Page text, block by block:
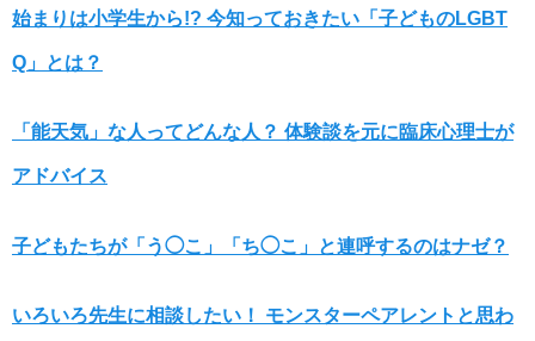
始まりは小学生から!? 今知っておきたい「子どものLGBT
Q」とは？
「能天気」な人ってどんな人？ 体験談を元に臨床心理士が
アドバイス
子どもたちが「う◯こ」「ち◯こ」と連呼するのはナゼ？
いろいろ先生に相談したい！ モンスターペアレントと思わ